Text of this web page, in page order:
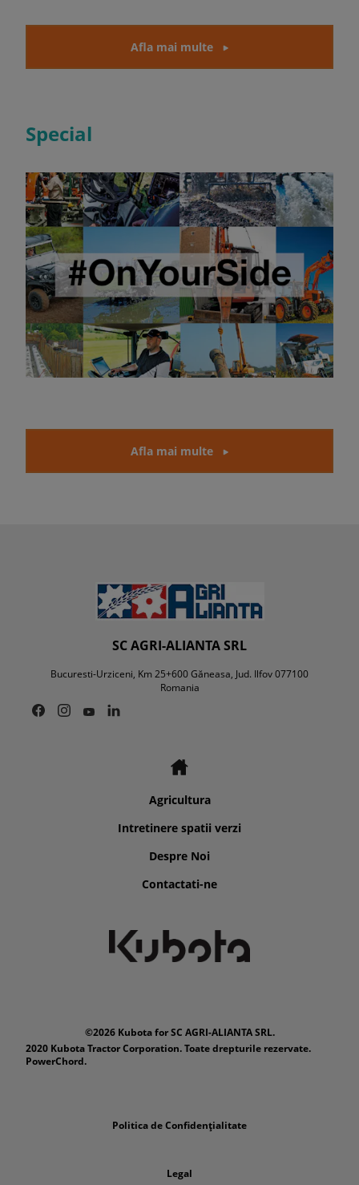
Afla mai multe
Special
Afla mai multe
SC AGRI-ALIANTA SRL
Bucuresti-Urziceni, Km 25+600 Găneasa, Jud. Ilfov 077100
Romania
Agricultura
Intretinere spatii verzi
Despre Noi
Contactati-ne
©2026 Kubota for SC AGRI-ALIANTA SRL.
2020 Kubota Tractor Corporation. Toate drepturile rezervate.
PowerChord.
Politica de Confidențialitate
Legal